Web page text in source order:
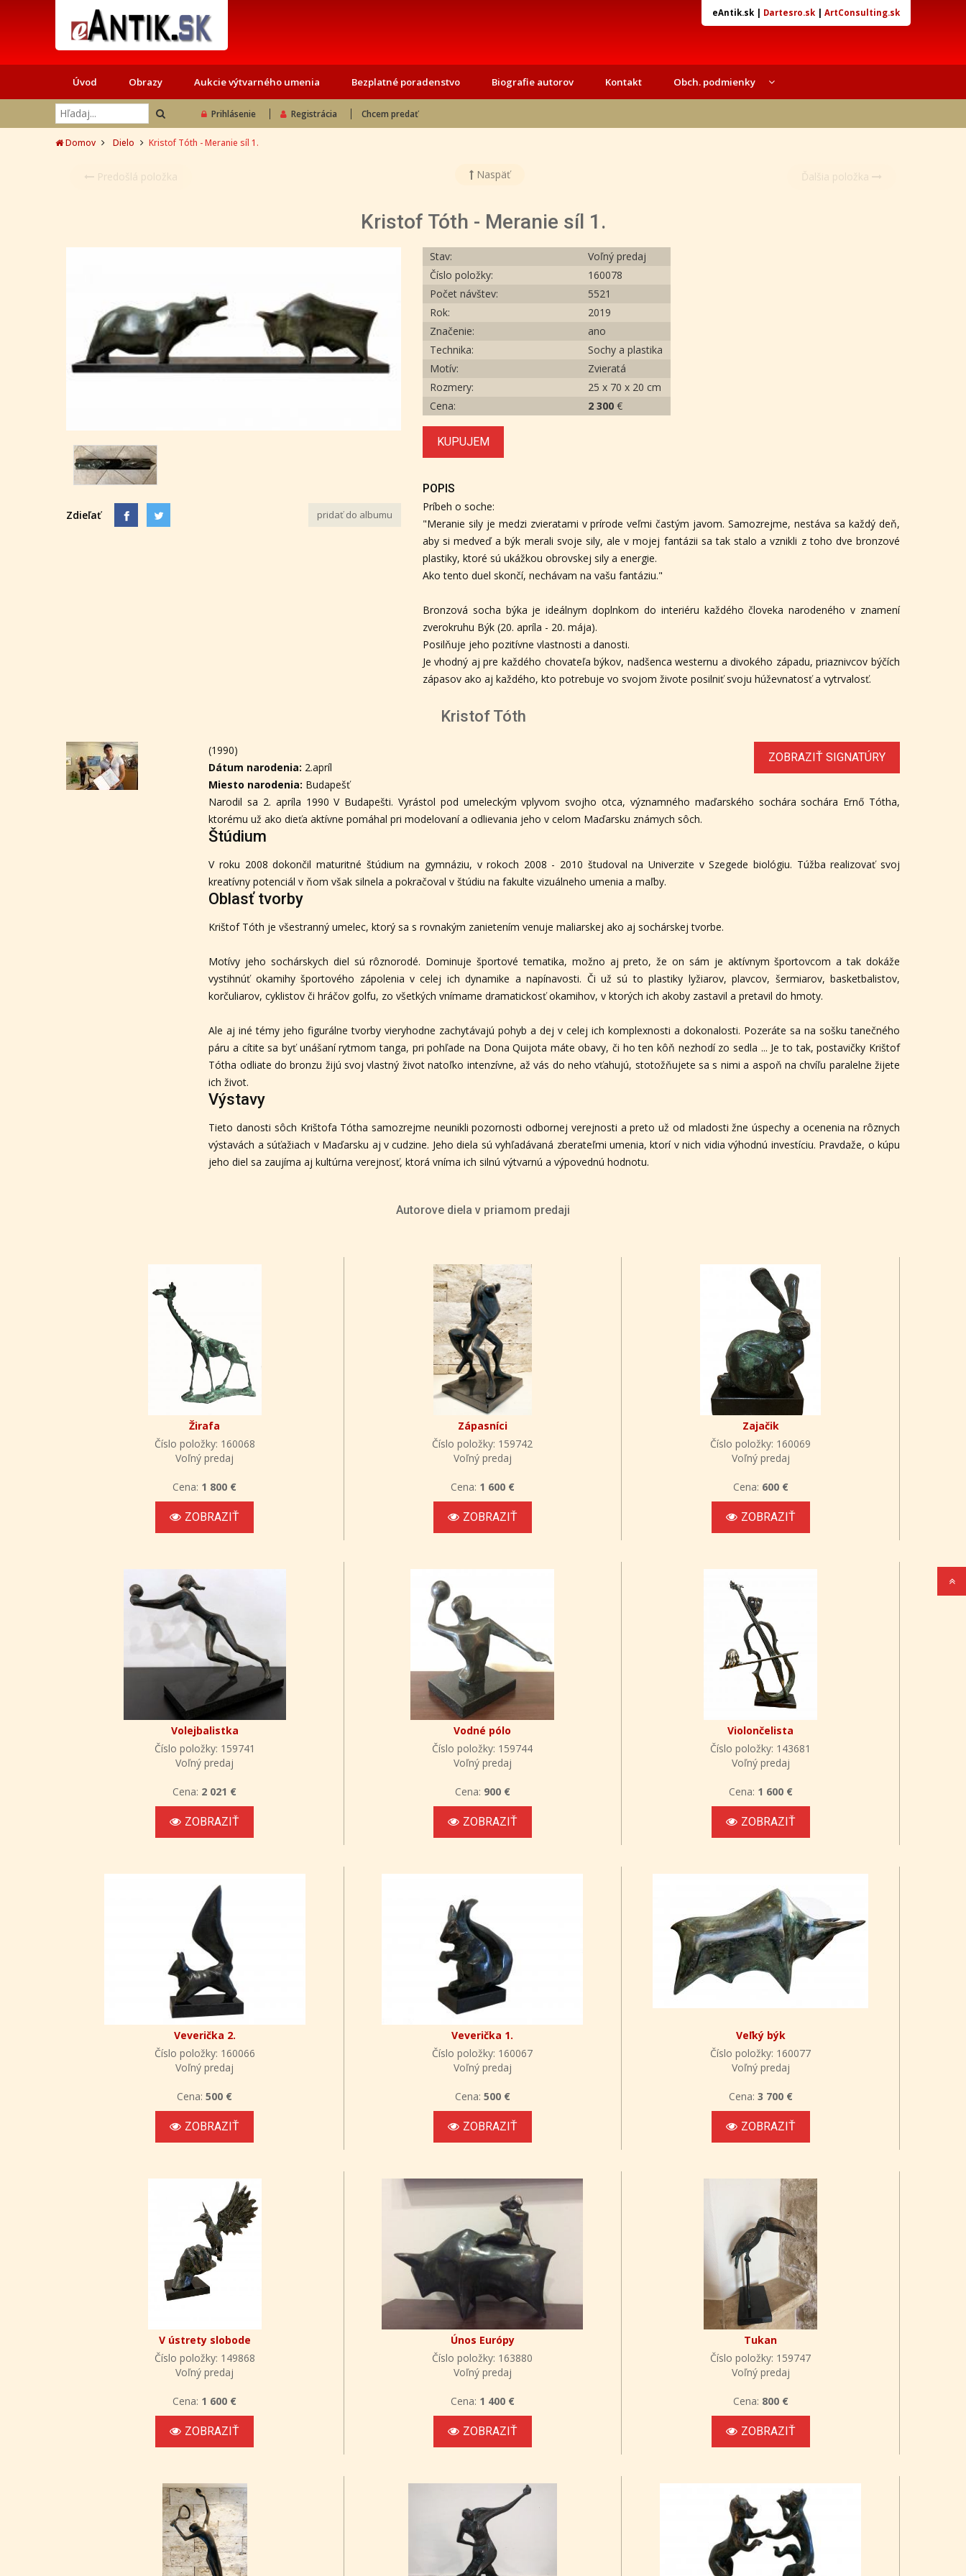
eAntik.sk| Dartesro.sk| ArtConsulting.sk
Úvod Obrazy Aukcie výtvarného umenia Bezplatné poradenstvo Biografie autorov Kontakt Obch. podmienky
Prihlásenie Registrácia Chcem predať
Domov Dielo Kristof Tóth - Meranie síl 1.
Predošlá položka Naspäť Ďalšia položka
Kristof Tóth - Meranie síl 1.
Zdieľať pridať do albumu
Stav:
Voľný predaj
Číslo položky:
160078
Počet návštev:
5521
Rok:
2019
Značenie:
ano
Technika:
Sochy a plastika
Motív:
Zvieratá
Rozmery:
25 x 70 x 20 cm
Cena:
2 300 €
KUPUJEM
POPIS
Príbeh o soche:
"Meranie sily je medzi zvieratami v prírode veľmi častým javom. Samozrejme, nestáva sa každý deň,
aby si medveď a býk merali svoje sily, ale v mojej fantázii sa tak stalo a vznikli z toho dve bronzové
plastiky, ktoré sú ukážkou obrovskej sily a energie.
Ako tento duel skončí, nechávam na vašu fantáziu."
Bronzová socha býka je ideálnym doplnkom do interiéru každého človeka narodeného v znamení
zverokruhu Býk (20. apríla - 20. mája).
Posilňuje jeho pozitívne vlastnosti a danosti.
Je vhodný aj pre každého chovateľa býkov, nadšenca westernu a divokého západu, priaznivcov býčích
zápasov ako aj každého, kto potrebuje vo svojom živote posilniť svoju húževnatosť a vytrvalosť.
Kristof Tóth
ZOBRAZIŤ SIGNATÚRY
(1990)
Dátum narodenia: 2.apríl
Miesto narodenia: Budapešť
Narodil sa 2. apríla 1990 V Budapešti. Vyrástol pod umeleckým vplyvom svojho otca, významného maďarského sochára sochára Ernő Tótha,
ktorému už ako dieťa aktívne pomáhal pri modelovaní a odlievania jeho v celom Maďarsku známych sôch.
Štúdium
V roku 2008 dokončil maturitné štúdium na gymnáziu, v rokoch 2008 - 2010 študoval na Univerzite v Szegede biológiu. Túžba realizovať svoj
kreatívny potenciál v ňom však silnela a pokračoval v štúdiu na fakulte vizuálneho umenia a maľby.
Oblasť tvorby
Krištof Tóth je všestranný umelec, ktorý sa s rovnakým zanietením venuje maliarskej ako aj sochárskej tvorbe.
Motívy jeho sochárskych diel sú rôznorodé. Dominuje športové tematika, možno aj preto, že on sám je aktívnym športovcom a tak dokáže
vystihnúť okamihy športového zápolenia v celej ich dynamike a napínavosti. Či už sú to plastiky lyžiarov, plavcov, šermiarov, basketbalistov,
korčuliarov, cyklistov či hráčov golfu, zo všetkých vnímame dramatickosť okamihov, v ktorých ich akoby zastavil a pretavil do hmoty.
Ale aj iné témy jeho figurálne tvorby vieryhodne zachytávajú pohyb a dej v celej ich komplexnosti a dokonalosti. Pozeráte sa na sošku tanečného
páru a cítite sa byť unášaní rytmom tanga, pri pohľade na Dona Quijota máte obavy, či ho ten kôň nezhodí zo sedla ... Je to tak, postavičky Krištof
Tótha odliate do bronzu žijú svoj vlastný život natoľko intenzívne, až vás do neho vťahujú, stotožňujete sa s nimi a aspoň na chvíľu paralelne žijete
ich život.
Výstavy
Tieto danosti sôch Krištofa Tótha samozrejme neunikli pozornosti odbornej verejnosti a preto už od mladosti žne úspechy a ocenenia na rôznych
výstavách a súťažiach v Maďarsku aj v cudzine. Jeho diela sú vyhľadávaná zberateľmi umenia, ktorí v nich vidia výhodnú investíciu. Pravdaže, o kúpu
jeho diel sa zaujíma aj kultúrna verejnosť, ktorá vníma ich silnú výtvarnú a výpovednú hodnotu.
Autorove diela v priamom predaji
Žirafa
Číslo položky: 160068
Voľný predaj
Cena: 1 800 €
ZOBRAZIŤ
Zápasníci
Číslo položky: 159742
Voľný predaj
Cena: 1 600 €
ZOBRAZIŤ
Zajačik
Číslo položky: 160069
Voľný predaj
Cena: 600 €
ZOBRAZIŤ
Volejbalistka
Číslo položky: 159741
Voľný predaj
Cena: 2 021 €
ZOBRAZIŤ
Vodné pólo
Číslo položky: 159744
Voľný predaj
Cena: 900 €
ZOBRAZIŤ
Violončelista
Číslo položky: 143681
Voľný predaj
Cena: 1 600 €
ZOBRAZIŤ
Veverička 2.
Číslo položky: 160066
Voľný predaj
Cena:500 €
ZOBRAZIŤ
Veverička 1.
Číslo položky: 160067
Voľný predaj
Cena: 500 €
ZOBRAZIŤ
Veľký býk
Číslo položky: 160077
Voľný predaj
Cena: 3 700 €
ZOBRAZIŤ
V ústrety slobode
Číslo položky: 149868
Voľný predaj
Cena: 1 600 €
ZOBRAZIŤ
Únos Európy
Číslo položky: 163880
Voľný predaj
Cena: 1 400 €
ZOBRAZIŤ
Tukan
Číslo položky: 159747
Voľný predaj
Cena: 800 €
ZOBRAZIŤ